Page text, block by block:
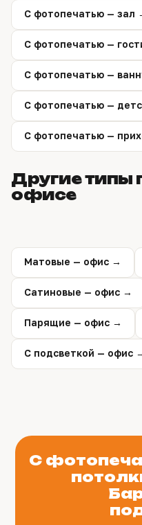
С фотопечатью — зал
С фотопечатью —
С фотопечатью —
С фотопечатью —
С фотопечатью —
Другие типы
офисе
Матовые — офис →
Сатиновые — офис →
Парящие — офис →
С подсветкой — офис
С